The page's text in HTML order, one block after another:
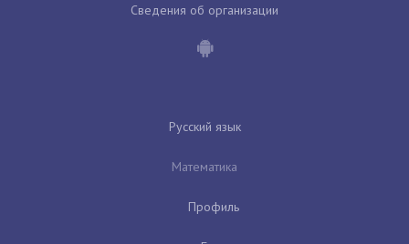
Сведения об организации
Русский язык
Математика
Профиль